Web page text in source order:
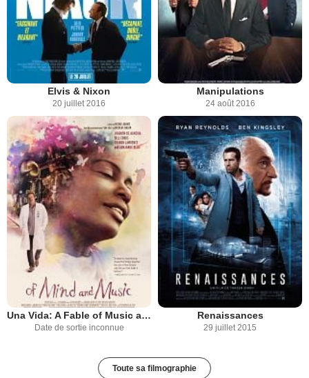
Elvis & Nixon
20 juillet 2016
Manipulations
24 août 2016
Una Vida: A Fable of Music and the Mind
Date de sortie inconnue
Renaissances
29 juillet 2015
Toute sa filmographie